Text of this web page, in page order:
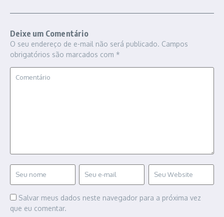
Deixe um Comentário
O seu endereço de e-mail não será publicado. Campos
obrigatórios são marcados com *
Salvar meus dados neste navegador para a próxima vez
que eu comentar.